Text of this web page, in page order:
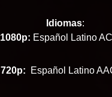
Idiomas:
1080p: Español Latino
720p: Español Latino